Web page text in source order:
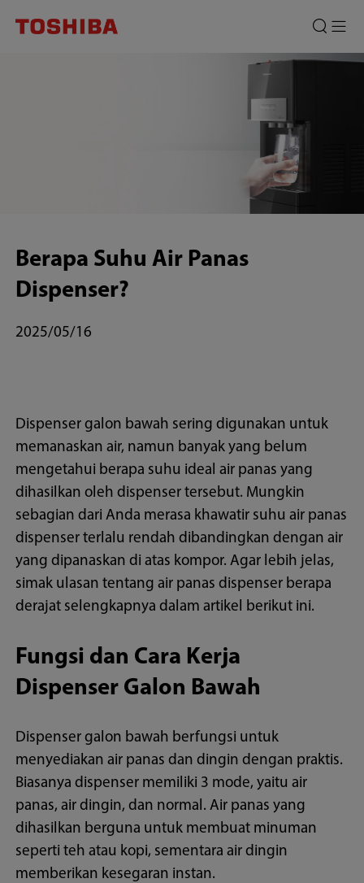
Berapa
Berapa Suhu Air Panas
Dispenser?
2025/05/16
Dispenser galon bawah sering digunakan untuk
memanaskan air, namun banyak yang belum
mengetahui berapa suhu ideal air panas yang
dihasilkan oleh dispenser tersebut. Mungkin
sebagian dari Anda merasa khawatir suhu air panas
dispenser terlalu rendah dibandingkan dengan air
yang dipanaskan di atas kompor. Agar lebih jelas,
simak ulasan tentang air panas dispenser berapa
derajat selengkapnya dalam artikel berikut ini.
Fungsi dan Cara Kerja
Dispenser Galon Bawah
Dispenser galon bawah berfungsi untuk
menyediakan air panas dan dingin dengan praktis.
Biasanya dispenser memiliki 3 mode, yaitu air
panas, air dingin, dan normal. Air panas yang
dihasilkan berguna untuk membuat minuman
seperti teh atau kopi, sementara air dingin
memberikan kesegaran instan.